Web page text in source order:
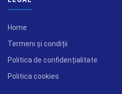
Home
Termeni și condiții
Politica de confidențialitate
Politica cookies